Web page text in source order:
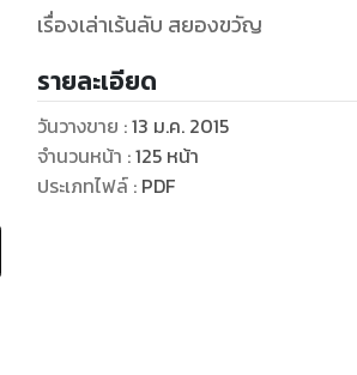
เรื่องเล่าเร้นลับ สยองขวัญ
รายละเอียด
วันวางขาย :13 ม.ค. 2015
จำนวนหน้า :125 หน้า
ประเภทไฟล์: PDF